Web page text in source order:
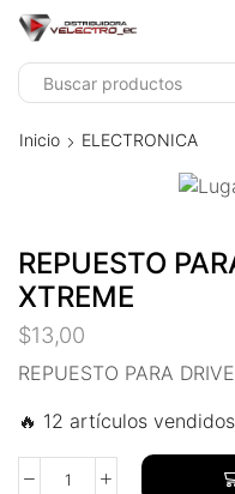
panel
panel
panel
panel
panel
Inicio ELECTRONICA
REPUESTO
XTREME
$13,00
REPUESTO PARA
🔥 12 artículos